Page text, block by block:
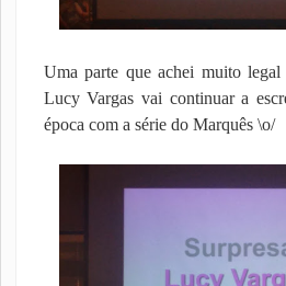
Uma parte que achei muito
Lucy Vargas vai continuar a
época com a série do Marquês \o/